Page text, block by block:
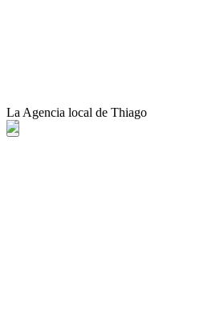
La Agencia local de Thiago